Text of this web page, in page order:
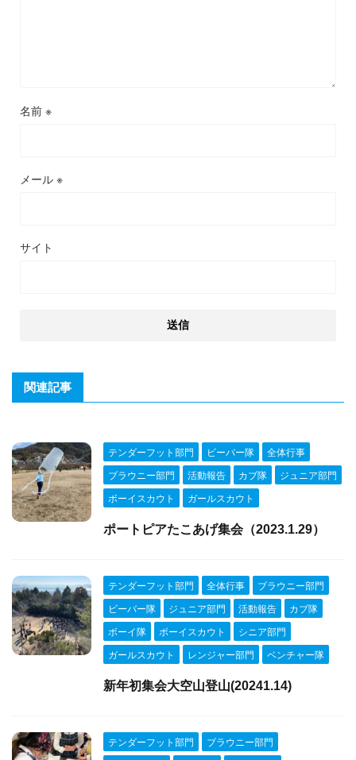
名前 ※
メール ※
サイト
関連記事
テンダーフット部門 ビーバー隊
全体行事
ブラウニー部門
活動報告 カブ隊
ジュニア部門
ボーイスカウト
ガールスカウト
ポートピアたこあげ集会（2023.1.29）
テンダーフット部門 全体行事
ブラウニー部門
ビーバー隊
ジュニア部門 活動報告
カブ隊
ボーイ隊
ボーイスカウト
シニア部門
ガールスカウト
レンジャー部門 ベンチャー隊
新年初集会大空山登山(20241.14)
テンダーフット部門
ブラウニー部門